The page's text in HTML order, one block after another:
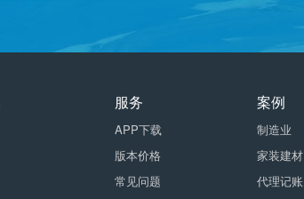
案例
制造业
家装建材
代理记账
服务
APP下载
版本价格
常见问题